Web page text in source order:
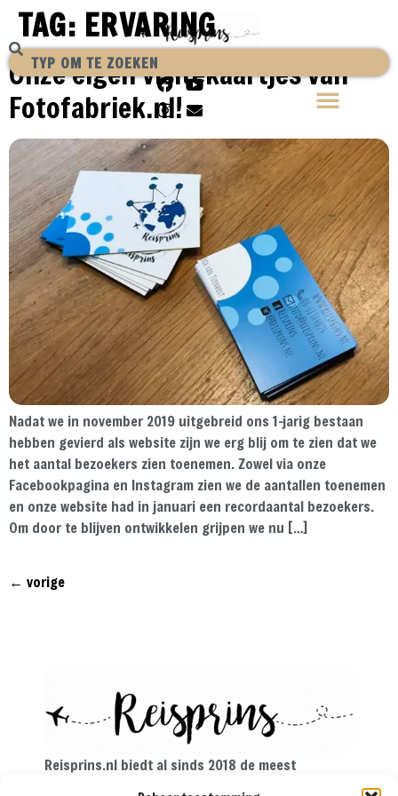
TAG: ERVARING
Onze eigen visitekaartjes van
Fotofabriek.nl!
Nadat we in november 2019 uitgebreid ons 1-jarig bestaan
hebben gevierd als website zijn we erg blij om te zien dat we
het aantal bezoekers zien toenemen. Zowel via onze
Facebookpagina en Instagram zien we de aantallen toenemen
en onze website had in januari een recordaantal bezoekers.
Om door te blijven ontwikkelen grijpen we nu […]
← vorige
Reisprins.nl biedt al sinds 2018 de meest